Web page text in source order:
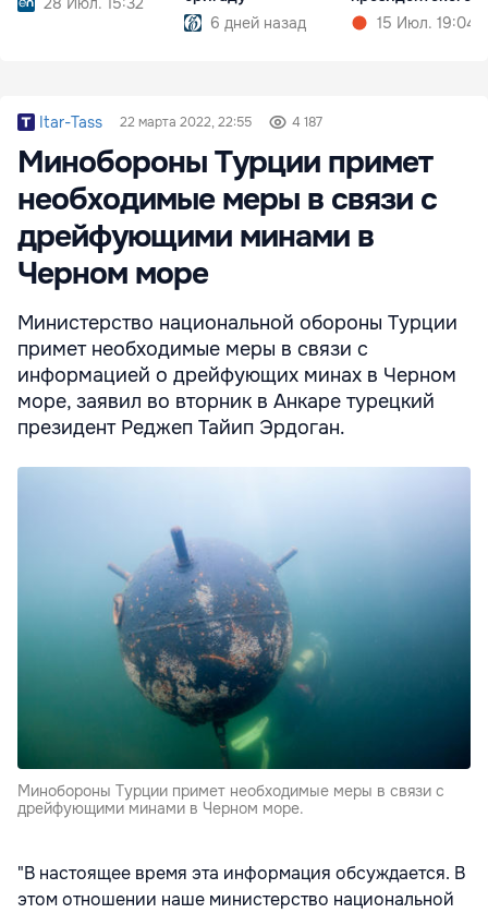
6 дней назад
срока15 Июл. 19:04
Itar-Tass 22 марта 2022, 22:55 4 187
Минобороны Турции примет
необходимые меры в связи с
дрейфующими минами в
Черном море
Министерство национальной обороны Турции
примет необходимые меры в связи с
информацией о дрейфующих минах в Черном
море, заявил во вторник в Анкаре турецкий
президент Реджеп Тайип Эрдоган.
Минобороны Турции примет необходимые меры в связи с
дрейфующими минами в Черном море.
"В настоящее время эта информация обсуждается. В
этом отношении наше министерство национальной